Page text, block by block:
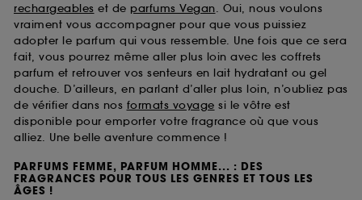
rechargeables et de parfums Vegan. Oui, nous voulons
vraiment vous accompagner pour que vous puissiez
adopter le parfum qui vous ressemble. Une fois que ce sera
fait, vous pourrez même aller plus loin avec les coffrets
parfum et retrouver vos senteurs en lait hydratant ou gel
douche. D’ailleurs, en parlant d’aller plus loin, n’oubliez pas
de vérifier dans nos formats voyage si le vôtre est
disponible pour emporter votre fragrance où que vous
alliez. Une belle aventure commence !
PARFUMS FEMME, PARFUM HOMME... : DES
FRAGRANCES POUR TOUS LES GENRES ET TOUS LES
ÂGES !